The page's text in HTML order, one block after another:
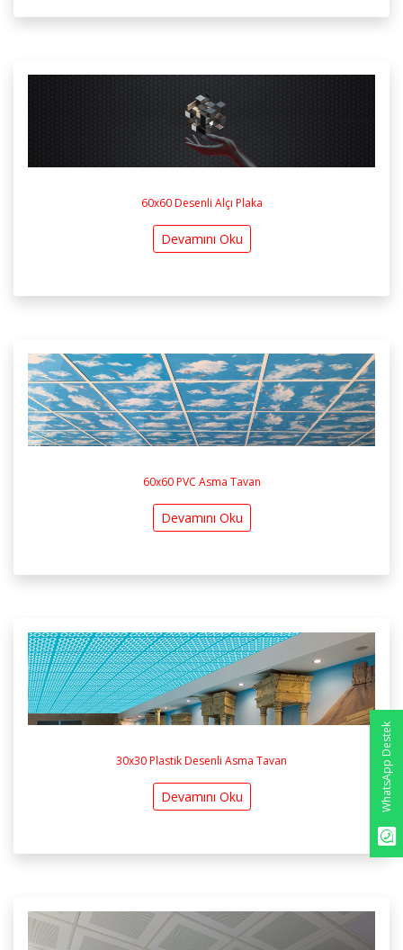
60x60 Desenli Alçı Plaka
Devamını Oku
60x60 PVC Asma Tavan
Devamını Oku
30x30 Plastik Desenli Asma Tavan
Devamını Oku WhatsApp Destek